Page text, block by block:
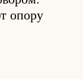
опору